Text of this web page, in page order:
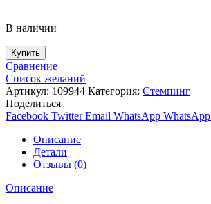
В наличии
Купить
Сравнение
Список желаний
Артикул: 109944 Категория: Стемпинг
Поделиться
Facebook Twitter Email WhatsApp WhatsApp
Описание
Детали
Отзывы (0)
Описание